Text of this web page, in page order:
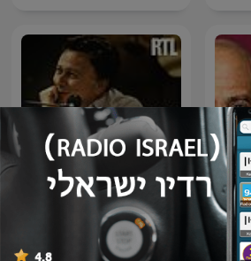
Les Grosses Têtes - Les
archives de Philippe
Bouvard